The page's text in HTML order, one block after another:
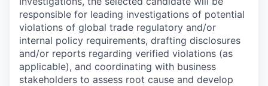
responsible for leading investigations of potential
violations of global trade regulatory and/or
internal policy requirements, drafting disclosures
and/or reports regarding verified violations (as
applicable), and coordinating with business
stakeholders to assess root cause and develop